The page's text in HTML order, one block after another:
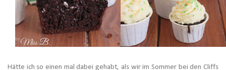
Hätte ich so einen mal dabei gehabt, als wir im Sommer bei den Cliffs